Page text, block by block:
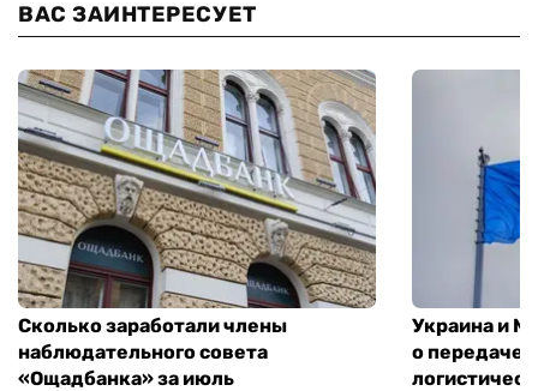
ВАС ЗАИНТЕРЕСУЕТ
Сколько заработали члены
наблюдательного совета
«Ощадбанка» за июль
Украина и
о передаче